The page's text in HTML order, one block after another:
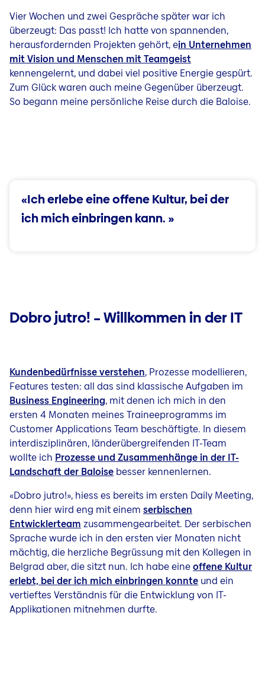
Vier Wochen und zwei Gespräche später war ich
überzeugt: Das passt! Ich hatte von spannenden,
herausfordernden Projekten gehört, ein Unternehmen
mit Vision und Menschen mit Teamgeist
kennengelernt, und dabei viel positive Energie gespürt.
Zum Glück waren auch meine Gegenüber überzeugt.
So begann meine persönliche Reise durch die Baloise.
«Ich erlebe eine offene Kultur, bei der
ich mich einbringen kann. »
Dobro jutro! – Willkommen in der IT
Kundenbedürfnisse verstehen, Prozesse modellieren,
Features testen: all das sind klassische Aufgaben im
Business Engineering, mit denen ich mich in den
ersten 4 Monaten meines Traineeprogramms im
Customer Applications Team beschäftigte. In diesem
interdisziplinären, länderübergreifenden IT-Team
wollte ich Prozesse und Zusammenhänge in der IT-
Landschaft der Baloise besser kennenlernen.
«Dobro jutro!», hiess es bereits im ersten Daily Meeting,
denn hier wird eng mit einem serbischen
Entwicklerteam zusammengearbeitet. Der serbischen
Sprache wurde ich in den ersten vier Monaten nicht
mächtig, die herzliche Begrüssung mit den Kollegen in
Belgrad aber, die sitzt nun. Ich habe eineoffene Kultur
erlebt, bei der ich mich einbringen konnte und ein
vertieftes Verständnis für die Entwicklung von IT-
Applikationen mitnehmen durfte.